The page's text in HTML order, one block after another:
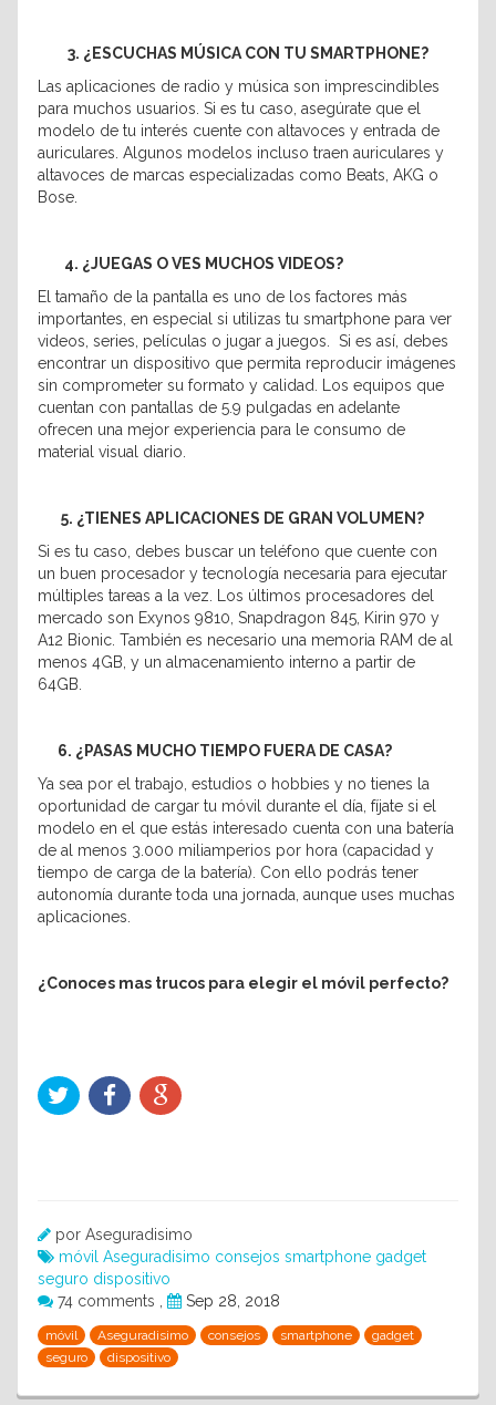
3. ¿ESCUCHAS MÚSICA CON TU SMARTPHONE?
Las aplicaciones de radio y música son imprescindibles
para muchos usuarios. Si es tu caso, asegúrate que el
modelo de tu interés cuente con altavoces y entrada de
auriculares. Algunos modelos incluso traen auriculares y
altavoces de marcas especializadas como Beats, AKG o
Bose.
4. ¿JUEGAS O VES MUCHOS VIDEOS?
El tamaño de la pantalla es uno de los factores más
importantes, en especial si utilizas tu smartphone para ver
videos, series, películas o jugar a juegos. Si es así, debes
encontrar un dispositivo que permita reproducir imágenes
sin comprometer su formato y calidad. Los equipos que
cuentan con pantallas de 5.9 pulgadas en adelante
ofrecen una mejor experiencia para le consumo de
material visual diario.
5. ¿TIENES APLICACIONES DE GRAN VOLUMEN?
Si es tu caso, debes buscar un teléfono que cuente con
un buen procesador y tecnología necesaria para ejecutar
múltiples tareas a la vez. Los últimos procesadores del
mercado son Exynos 9810, Snapdragon 845, Kirin 970 y
A12 Bionic. También es necesario una memoria RAM de al
menos 4GB, y un almacenamiento interno a partir de
64GB.
6. ¿PASAS MUCHO TIEMPO FUERA DE CASA?
Ya sea por el trabajo, estudios o hobbies y no tienes la
oportunidad de cargar tu móvil durante el día, fíjate si el
modelo en el que estás interesado cuenta con una batería
de al menos 3.000 miliamperios por hora (capacidad y
tiempo de carga de la batería). Con ello podrás tener
autonomía durante toda una jornada, aunque uses muchas
aplicaciones.
¿Conoces mas trucos para elegir el móvil perfecto?
por Aseguradisimo
móvil Aseguradisimo consejos smartphone gadget
seguro dispositivo
74 comments
Sep 28, 2018
móvil Aseguradisimo consejos smartphone
gadget
seguro
dispositivo